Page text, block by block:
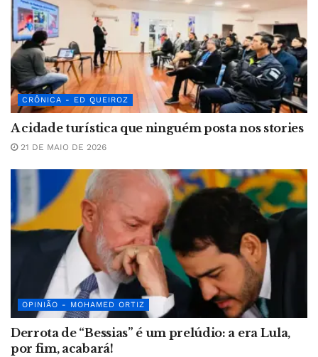
CRÔNICA - ED QUEIROZ
A cidade turística que ninguém posta nos stories
21 DE MAIO DE 2026
OPINIÃO - MOHAMED ORTIZ
Derrota de “Bessias” é um prelúdio: a era Lula,
por fim, acabará!